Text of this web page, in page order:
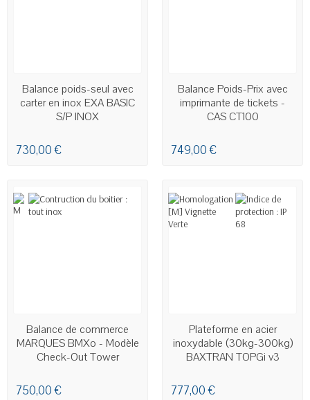
EN STOCK
Balance poids-seul avec
carter en inox EXA BASIC
S/P INOX
730,00 €
DERNIERS ARTICLES EN STOCK
Balance Poids-Prix avec
imprimante de tickets -
CAS CT100
749,00 €
EN STOCK
Balance de commerce
MARQUES BMXo - Modèle
Check-Out Tower
750,00 €
DERNIERS ARTICLES EN STOCK
Plateforme en acier
inoxydable (30kg-300kg)
BAXTRAN TOPGi v3
777,00 €